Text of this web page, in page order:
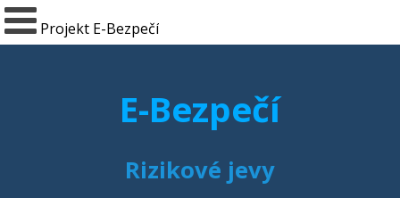
Projekt E-Bezpečí
E-Bezpečí
Rizikové jevy